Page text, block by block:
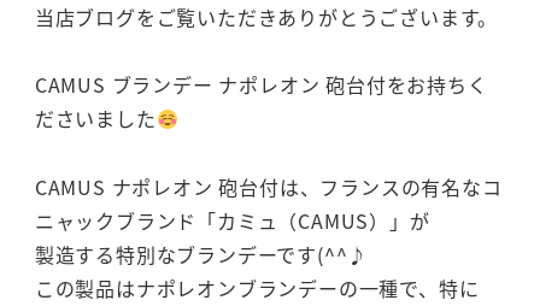
当店ブログをご覧いただきありがとうございます。
CAMUS ブランデー ナポレオン 砲台付をお持ちく
ださいました
CAMUS ナポレオン 砲台付は、フランスの有名なコ
ニャックブランド「カミュ（CAMUS）」が
製造する特別なブランデーです(^^♪
この製品はナポレオンブランデーの一種で、特に